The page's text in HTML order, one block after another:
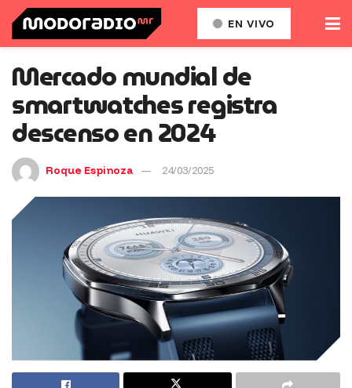
EN VIVO
Mercado mundial de
smartwatches registra
descenso en 2024
Roque Espinoza 24/03/2025